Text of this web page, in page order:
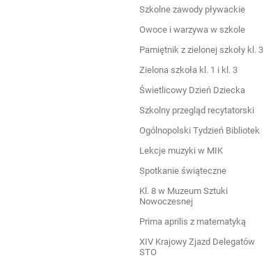
Szkolne zawody pływackie
Owoce i warzywa w szkole
Pamiętnik z zielonej szkoły kl. 3
Zielona szkoła kl. 1 i kl. 3
Świetlicowy Dzień Dziecka
Szkolny przegląd recytatorski
Ogólnopolski Tydzień Bibliotek
Lekcje muzyki w MIK
Spotkanie świąteczne
Kl. 8 w Muzeum Sztuki
Nowoczesnej
Prima aprilis z matematyką
XIV Krajowy Zjazd Delegatów
STO